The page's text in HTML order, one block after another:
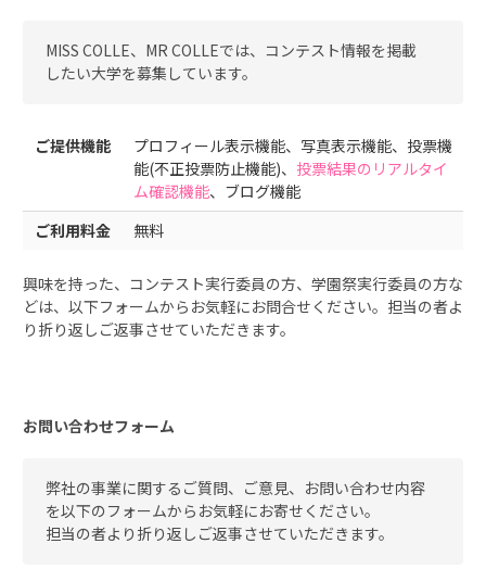
MISS COLLE、MR COLLEでは、コンテスト情報を掲載
したい大学を募集しています。
ご提供機能
プロフィール表示機能、写真表示機能、投票機
能(不正投票防止機能)、 投票結果のリアルタイ
ム確認機能、ブログ機能
ご利用料金
無料
興味を持った、コンテスト実行委員の方、学園祭実行委員の方な
どは、以下フォームからお気軽にお問合せください。担当の者よ
り折り返しご返事させていただきます。
お問い合わせフォーム
弊社の事業に関するご質問、ご意見、お問い合わせ内容
を以下のフォームからお気軽にお寄せください。
担当の者より折り返しご返事させていただきます。